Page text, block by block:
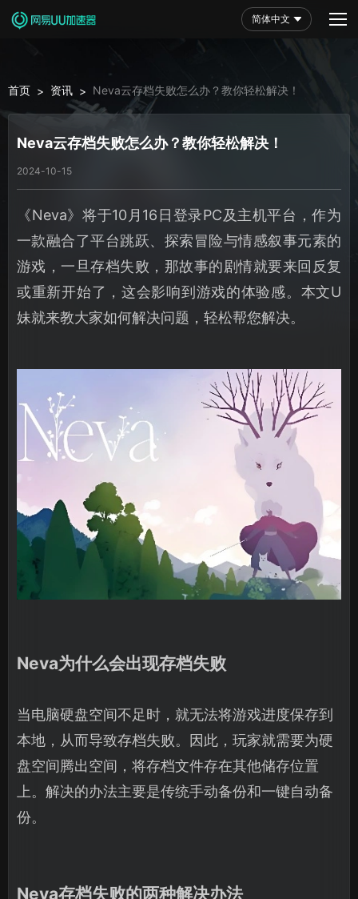
简体中文
首页 > 资讯 > Neva云存档失败怎么办？教你轻松解决！
Neva云存档失败怎么办？教你轻松解决！
2024-10-15
《Neva》将于10月16日登录PC及主机平台，作为
一款融合了平台跳跃、探索冒险与情感叙事元素的
游戏，一旦存档失败，那故事的剧情就要来回反复
或重新开始了，这会影响到游戏的体验感。本文U
妹就来教大家如何解决问题，轻松帮您解决。
Neva为什么会出现存档失败
当电脑硬盘空间不足时，就无法将游戏进度保存到
本地，从而导致存档失败‌。因此，玩家就需要为硬
盘空间腾出空间，将存档文件存在其他储存位置
上。解决的办法主要是传统手动备份和一键自动备
份。
Neva存档失败的两种解决办法